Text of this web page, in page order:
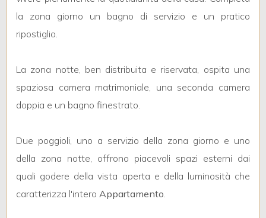
la zona giorno un bagno di servizio e un pratico
ripostiglio.
La zona notte, ben distribuita e riservata, ospita una
spaziosa camera matrimoniale, una seconda camera
doppia e un bagno finestrato.
Due poggioli, uno a servizio della zona giorno e uno
della zona notte, offrono piacevoli spazi esterni dai
quali godere della vista aperta e della luminosità che
caratterizza l'interoAppartamento.
5+